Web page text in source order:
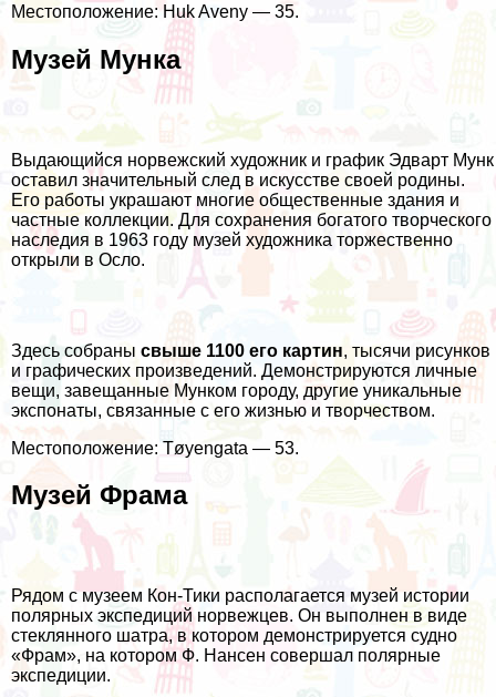
Местоположение: Huk Aveny — 35.
Музей Мунка
Выдающийся норвежский художник и график Эдварт Мунк
оставил значительный след в искусстве своей родины.
Его работы украшают многие общественные здания и
частные коллекции. Для сохранения богатого творческого
наследия в 1963 году музей художника торжественно
открыли в Осло.
Здесь собраны свыше 1100 его картин, тысячи рисунков
и графических произведений. Демонстрируются личные
вещи, завещанные Мунком городу, другие уникальные
экспонаты, связанные с его жизнью и творчеством.
Местоположение: Tøyengata — 53.
Музей Фрама
Рядом с музеем Кон-Тики располагается музей истории
полярных экспедиций норвежцев. Он выполнен в виде
стеклянного шатра, в котором демонстрируется судно
«Фрам», на котором Ф. Нансен совершал полярные
экспедиции.